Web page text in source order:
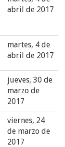
abril de 2017
martes, 4 de
abril de 2017
jueves, 30 de
marzo de
2017
viernes, 24
de marzo de
2017